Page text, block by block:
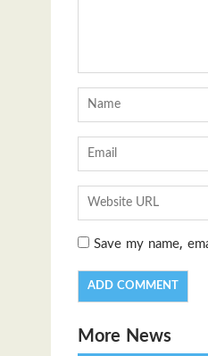
Save my name,
More News